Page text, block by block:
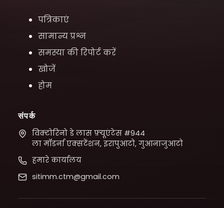
पत्रिकाएं
सामान्य प्रश्न
समस्या की रिपोर्ट करें
खोजें
होम
संपर्क
विक्टोरिनो डे लास फ़्यूएंटेस #944
ला मॉडर्ना एक्सटेंशन, इरापुआटो, गुआनाजुआटो
हमारे कार्यालय
sitimm.ctm@gmail.com